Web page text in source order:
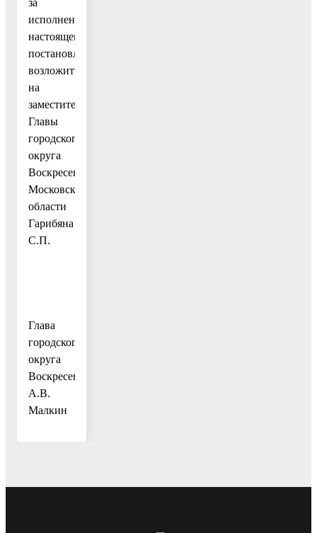
исполнением
настоящего
постановления
возложить
на
заместителя
Главы
городского
округа
Воскресенск
Московской
области
Гарибяна
С.П.
Глава
городского
округа
Воскресенск
А.В.
Малкин